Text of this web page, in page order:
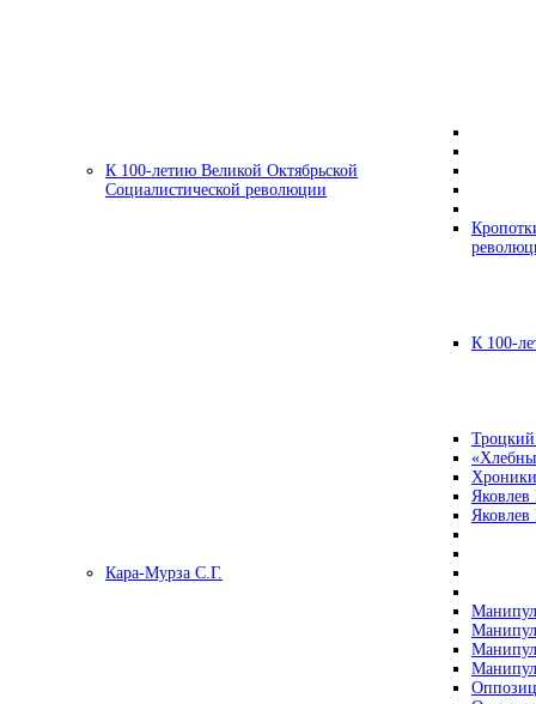
К 100-летию Великой Октябрьской
Социалистической революции
К 100-
Кара-Мурза С.Г.